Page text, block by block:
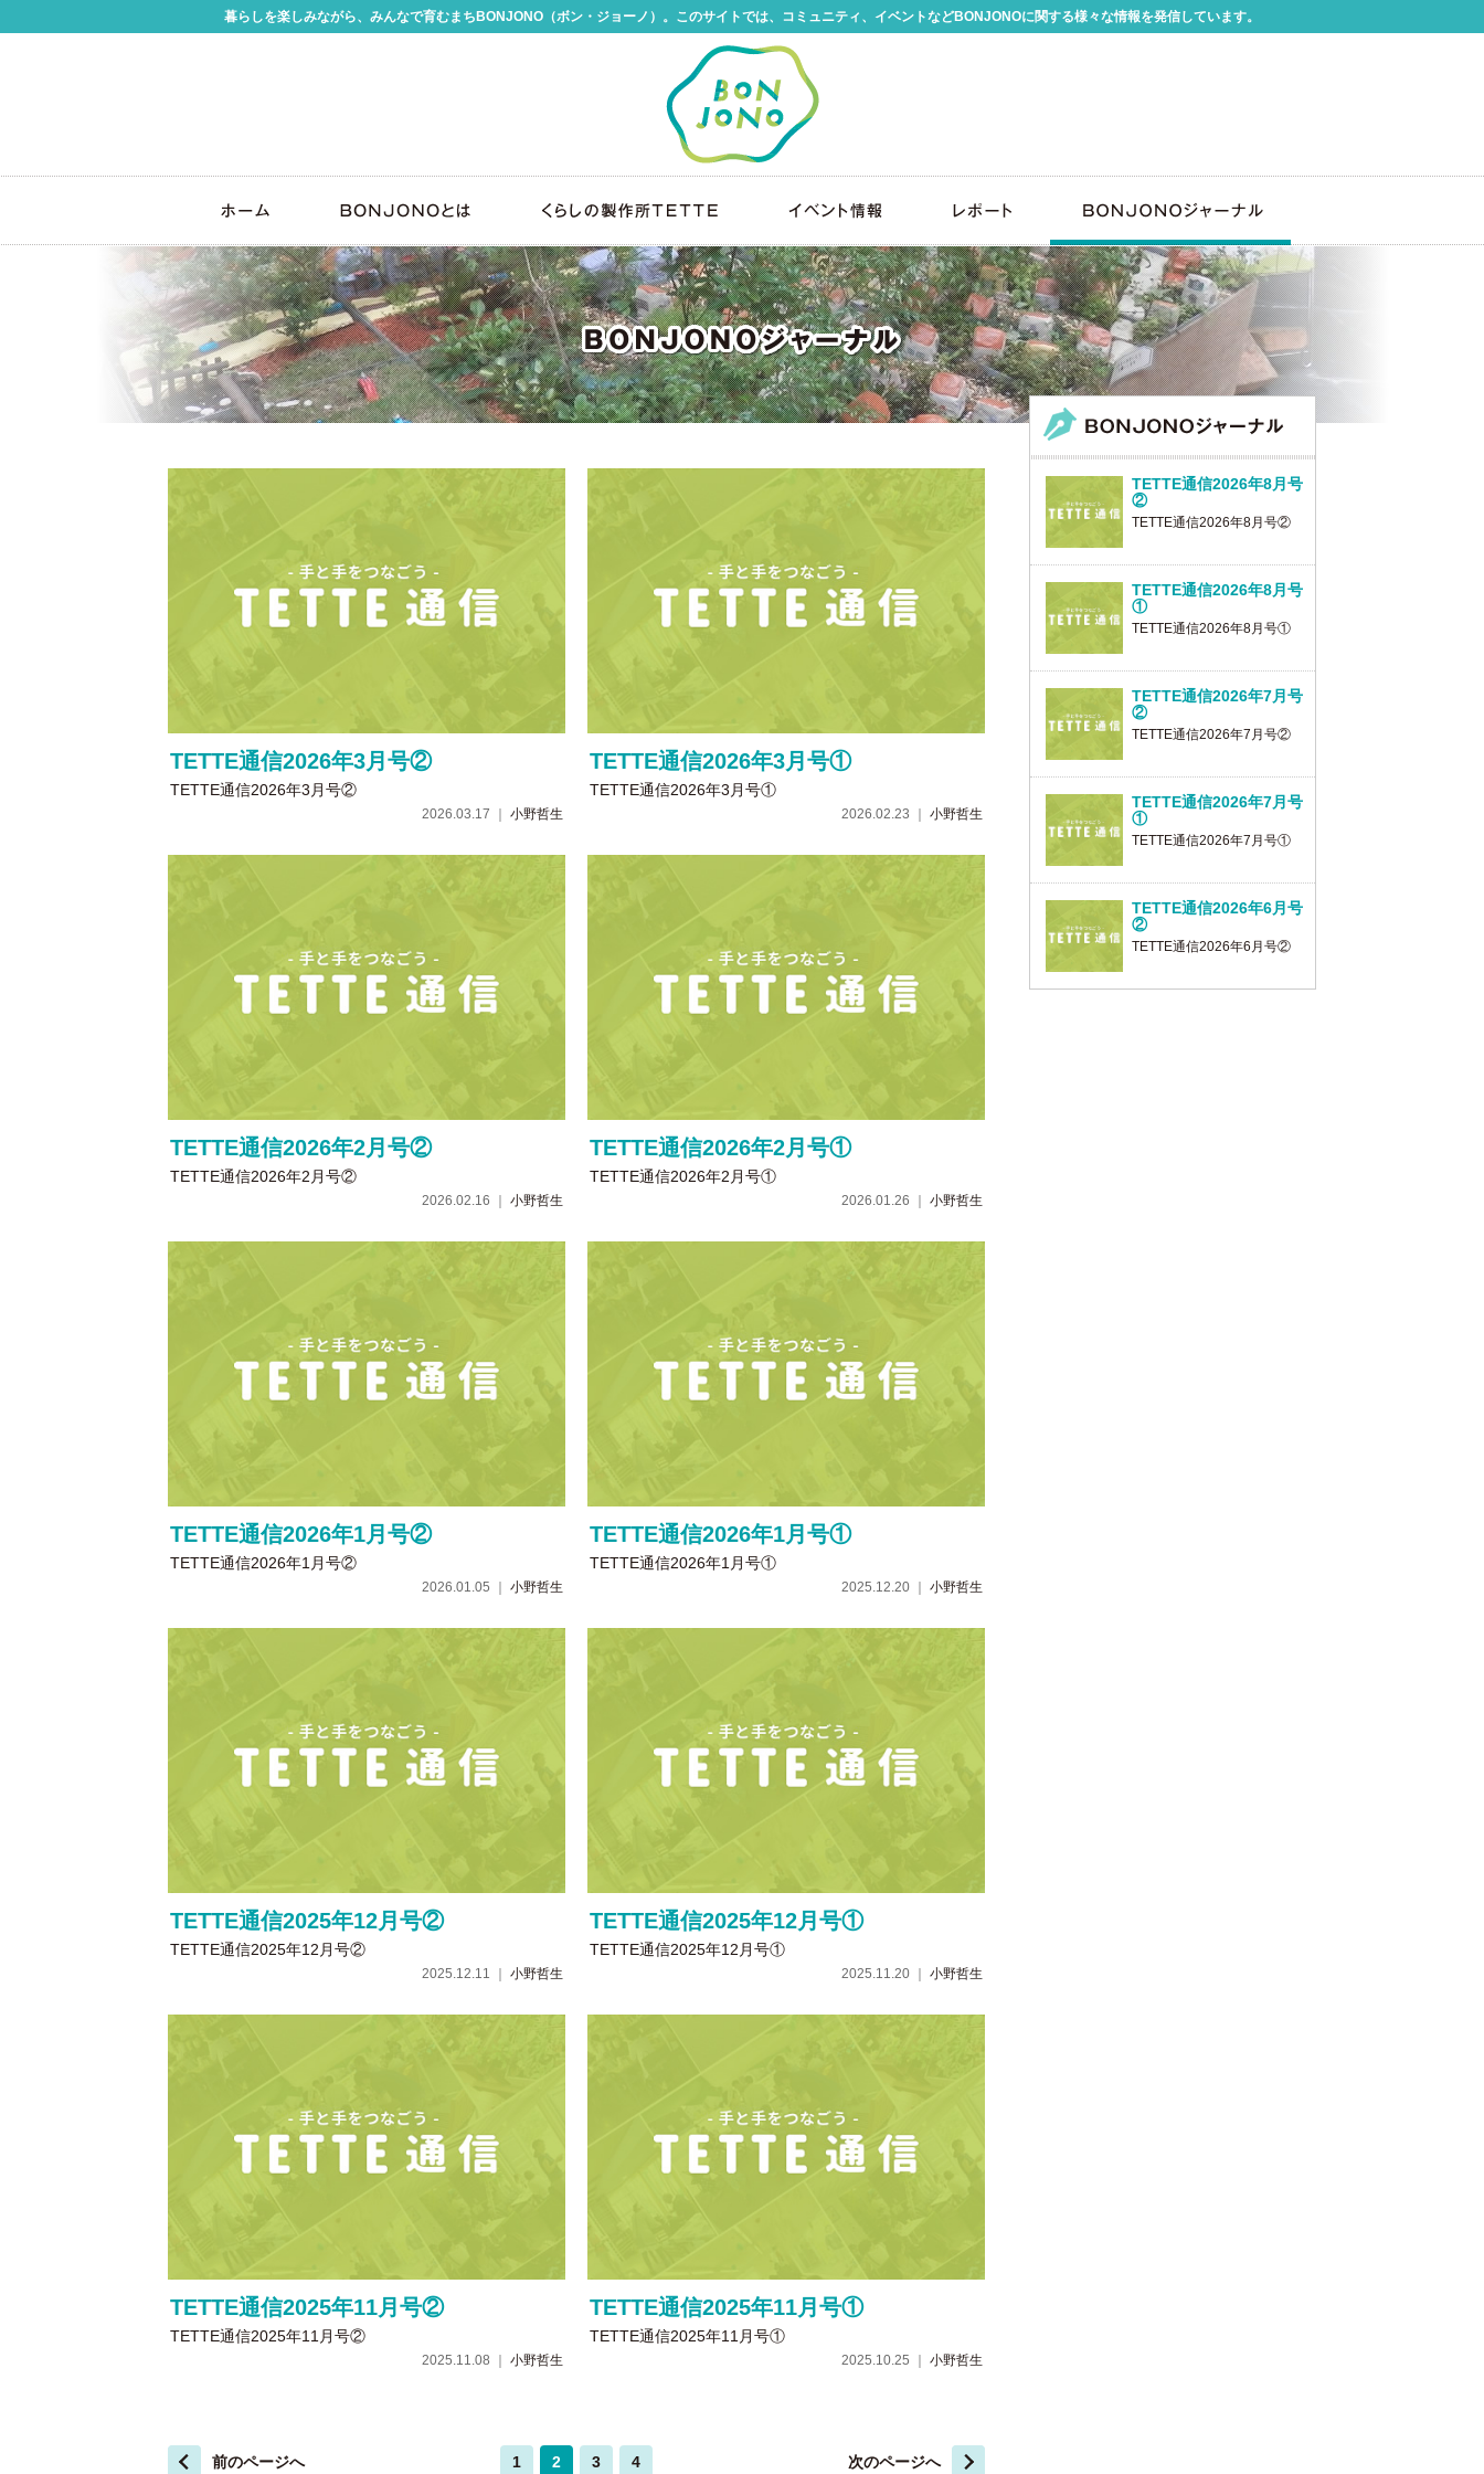
暮らしを楽しみながら、みんなで育むまちBONJONO（ボン・ジョーノ）。このサイトでは、コミュニティ、イベントなどBONJONOに関する様々な情報を発信しています。
TETTE通信2026年3月号②
TETTE通信2026年3月号②
2026.03.17 ｜ 小野哲生
TETTE通信2026年3月号①
TETTE通信2026年3月号①
2026.02.23 ｜ 小野哲生
TETTE通信2026年2月号②
TETTE通信2026年2月号②
2026.02.16 ｜ 小野哲生
TETTE通信2026年2月号①
TETTE通信2026年2月号①
2026.01.26 ｜ 小野哲生
TETTE通信2026年1月号②
TETTE通信2026年1月号②
2026.01.05 ｜ 小野哲生
TETTE通信2026年1月号①
TETTE通信2026年1月号①
2025.12.20 ｜ 小野哲生
TETTE通信2025年12月号②
TETTE通信2025年12月号②
2025.12.11 ｜ 小野哲生
TETTE通信2025年12月号①
TETTE通信2025年12月号①
2025.11.20 ｜ 小野哲生
TETTE通信2025年11月号②
TETTE通信2025年11月号②
2025.11.08 ｜ 小野哲生
TETTE通信2025年11月号①
TETTE通信2025年11月号①
2025.10.25 ｜ 小野哲生
前のページへ 1 2 3 4 次のページへ
TETTE通信2026年8月号
②
TETTE通信2026年8月号②
TETTE通信2026年8月号
①
TETTE通信2026年8月号①
TETTE通信2026年7月号
②
TETTE通信2026年7月号②
TETTE通信2026年7月号
①
TETTE通信2026年7月号①
TETTE通信2026年6月号
②
TETTE通信2026年6月号②